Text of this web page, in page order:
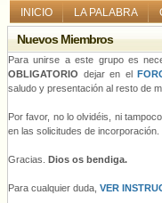
INICIO LA PALABRA
Nuevos Miembros
Para unirse a este grupo es
OBLIGATORIO dejar en el
saludo y presentación al resto de
Por favor, no lo olvidéis, ni
en las solicitudes de incorporación.
Gracias. Dios os bendiga.
Para cualquier duda, VER